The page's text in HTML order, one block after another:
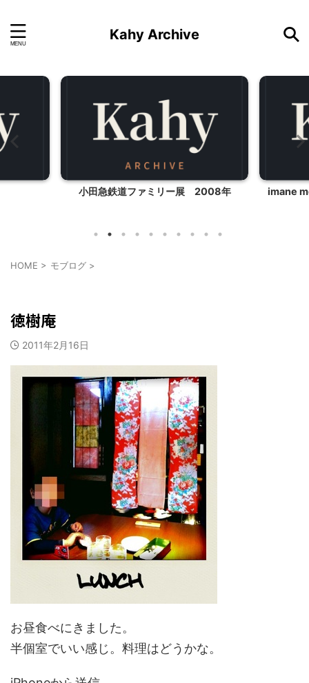
Kahy Archive
小田急鉄道ファミリー展 2008年 imane
HOME > モブログ >
徳樹庵
2011年2月16日
お昼食べにきました。
半個室でいい感じ。料理はどうかな。